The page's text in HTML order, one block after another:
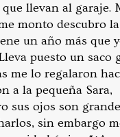
llevan al garaje.
monto descubro la
un año más que
puesto un saco
me lo regalaron
a la pequeña Sara,
sus ojos son
sin embargo